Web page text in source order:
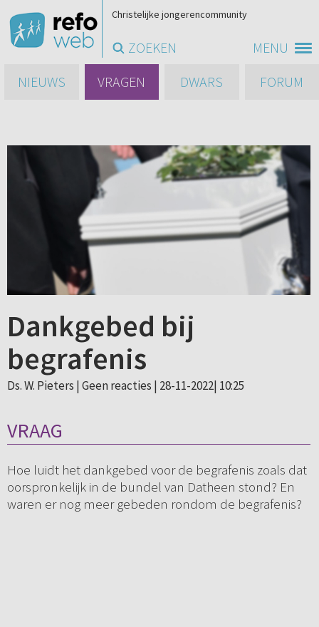
MENU
Christelijke jongerencommunity
ZOEKEN
NIEUWS
VRAGEN DWARS FORUM
Dankgebed bij
begrafenis
Ds. W. Pieters | Geen reacties | 28-11-2022| 10:25
VRAAG
Hoe luidt het dankgebed voor de begrafenis zoals dat
oorspronkelijk in de bundel van Datheen stond? En
waren er nog meer gebeden rondom de begrafenis?